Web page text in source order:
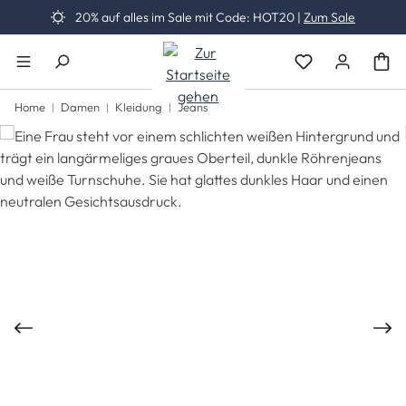
Zum Hauptinhalt springen
20% auf alles im Sale mit Code: HOT20 | Zum Sale
Du hast 0
Home Damen Kleidung Jeans
Bildergalerie überspringen